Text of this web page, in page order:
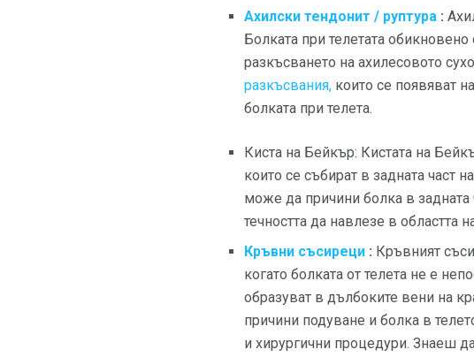
Ахилски тендонит / руптура :
Болката при телетата
разкъсването на ахилесовото
разкъсвания, които се появяват
болката при телета.
Киста на Бейкър: Кистата на
които се събират в задната част
може да причини болка в задната
течността да навлезе в областта
Кръвни съсиреци : Кръвният
когато болката от телета не е
образуват в дълбоките вени на
причини подуване и болка в
и хирургични процедури. Знаеш